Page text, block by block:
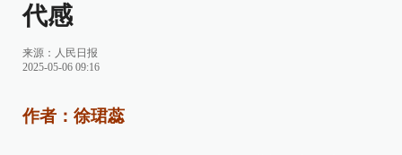
代感
来源： 人民日报
2025-05-06 09:16
作者：徐珺蕊